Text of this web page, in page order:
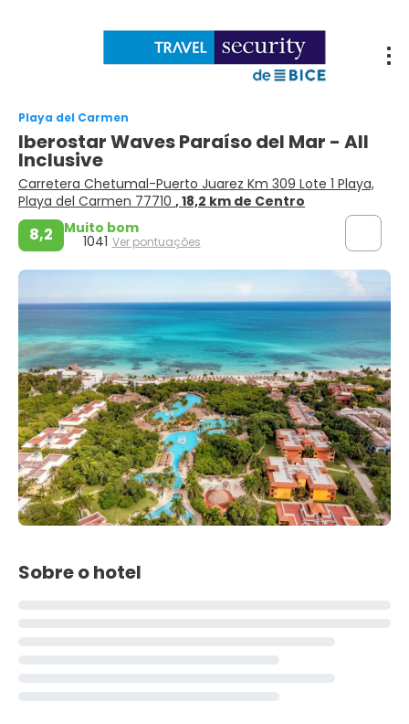
Playa del Carmen
Iberostar Waves Paraíso del Mar - All
Inclusive
Carretera Chetumal-Puerto Juarez Km 309 Lote 1 Playa,
Playa del Carmen 77710 , 18,2 km de Centro
8,2 Muito bom
1041 Ver pontuações
Sobre o hotel